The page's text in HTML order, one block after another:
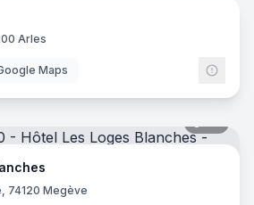
Arles
Maps
74120 Megève